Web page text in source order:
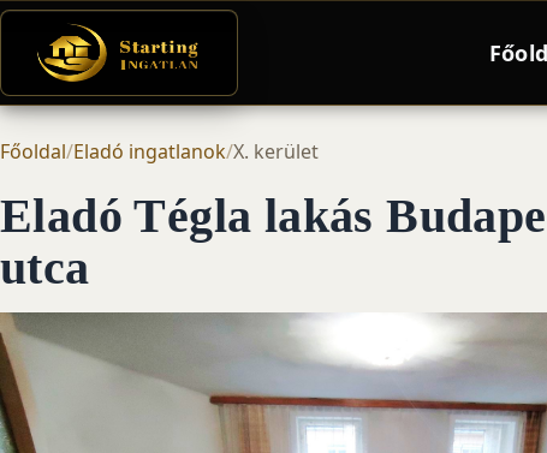
Főoldal/Eladó ingatlanok/X. kerület
Eladó Tégla lakás
utca